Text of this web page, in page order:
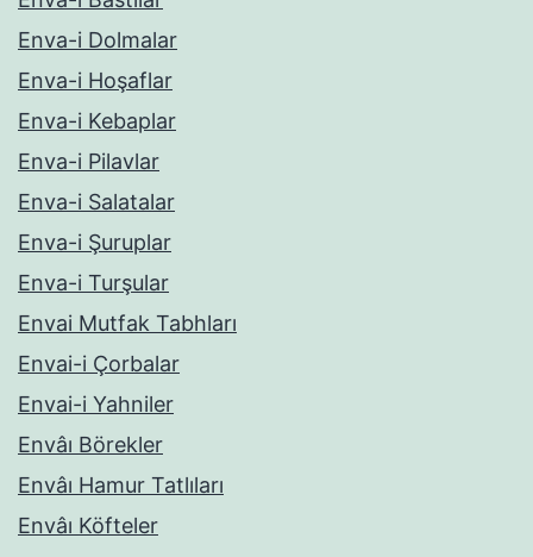
Enva-i Dolmalar
Enva-i Hoşaflar
Enva-i Kebaplar
Enva-i Pilavlar
Enva-i Salatalar
Enva-i Şuruplar
Enva-i Turşular
Envai Mutfak Tabhları
Envai-i Çorbalar
Envai-i Yahniler
Envâı Börekler
Envâı Hamur Tatlıları
Envâı Köfteler